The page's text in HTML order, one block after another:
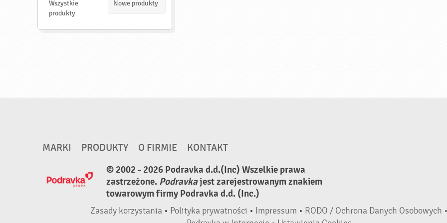
d
Wszystkie
produkty
Nowe produkty
MARKI PRODUKTY O FIRMIE
KONTAKT
© 2002 - 2026 Podravka d.d.(Inc) Wszelkie prawa
zastrzeżone. Podravkajest zarejestrowanym znakiem
towarowym firmy Podravka d.d. (Inc.)
Zasady korzystania • Polityka prywatności • Impressum • RODO / Ochrona Danych Osobowych •